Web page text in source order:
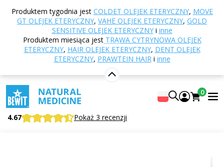
Produktem tygodnia jest COLDET OLEJEK ETERYCZNY, MOVE
GT OLEJEK ETERYCZNY, VAHE OLEJEK ETERYCZNY, GOLD
SENSITIVE OLEJEK ETERYCZNYi inne
Produktem miesiąca jest TRAWA CYTRYNOWA OLEJEK
ETERYCZNY, HAIR OLEJEK ETERYCZNY, DENT OLEJEK
ETERYCZNY, PRAWTEIN HAIRi inne
0
Strona główna
pudełka i torebki
Etui okragle na 12 malych (2 ML)
Etui okragle na 12 malych (2 ML)
buteleczek
DLA ŁATWEGO TRANSPORTU
4.67 Pokaż 3 recenzji